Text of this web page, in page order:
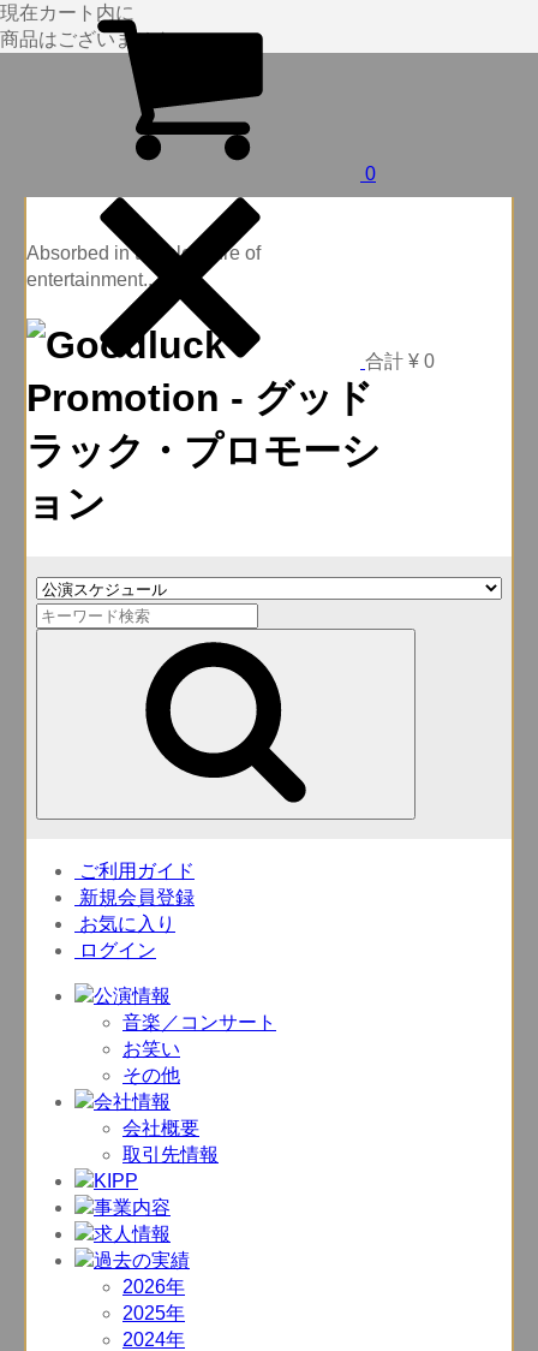
Absorbed in the pleasure of
entertainment...
0
合計 ¥ 0
現在カート内に
商品はございません。
ご利用ガイド
新規会員登録
お気に入り
ログイン
音楽／コンサート
お笑い
その他
会社概要
取引先情報
2026年
2025年
2024年